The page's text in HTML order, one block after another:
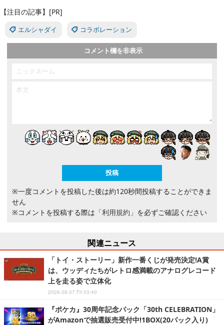
【注目の記事】[PR]
エルシャダイ コラボレーション
コメント欄を非表示
※一度コメントを投稿した後は約120秒間投稿することができま
せん
※コメントを投稿する際は 「利用規約」 を必ずご確認ください
関連ニュース
「トイ・ストーリー」新作一番くじが発売決定!A賞
は、ウッディたちがレトロ感満載のアナログレコード
上を走る姿で立体化
2026.08.07 Fri 03:40
『ポケカ』30周年記念パック「30th CELEBRATION」
がAmazonで抽選販売受付中!1BOX(20パック入り)